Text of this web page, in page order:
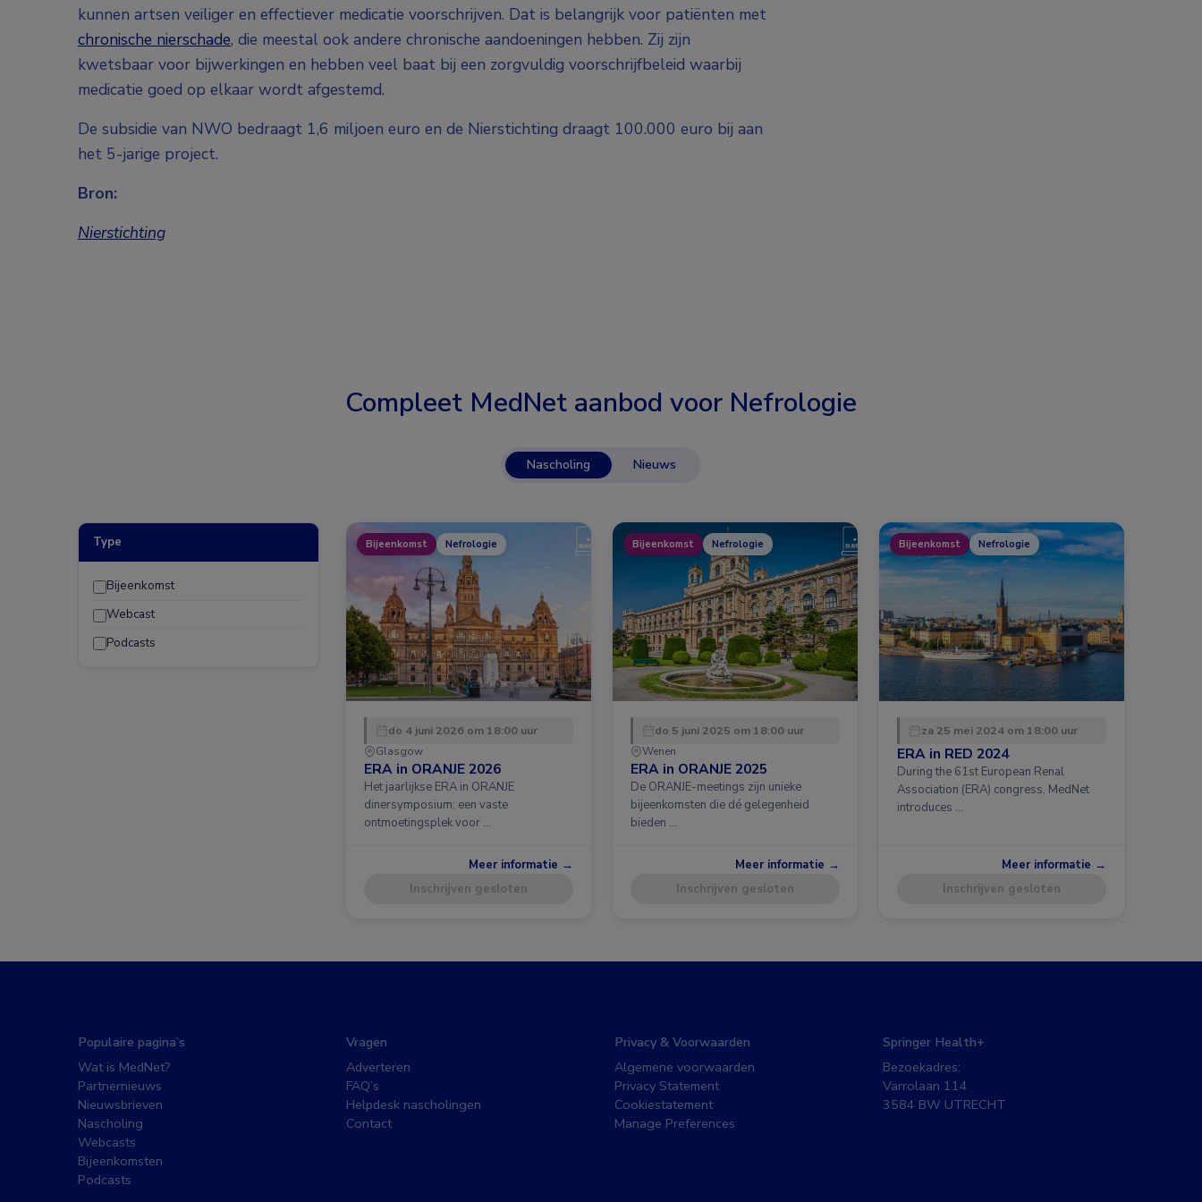
kunnen artsen veiliger en effectiever medicatie voorschrijven. Dat is belangrijk voor patiënten met
chronische nierschade, die meestal ook andere chronische aandoeningen hebben. Zij zijn
kwetsbaar voor bijwerkingen en hebben veel baat bij een zorgvuldig voorschrijfbeleid waarbij
medicatie goed op elkaar wordt afgestemd.
De subsidie van NWO bedraagt 1,6 miljoen euro en de Nierstichting draagt 100.000 euro bij aan
het 5-jarige project.
Bron:
Nierstichting
Compleet MedNet aanbod voor Nefrologie
Nascholing Nieuws
Type
Bijeenkomst
Webcast
Podcasts
Bijeenkomst Nefrologie
do 4 juni 2026 om 18:00 uur
Glasgow
ERA in ORANJE 2026
Het jaarlijkse ERA in ORANJE
dinersymposium; een vaste
ontmoetingsplek voor …
Meer informatie →
Inschrijven gesloten
Bijeenkomst Nefrologie
do 5 juni 2025 om 18:00 uur
Wenen
ERA in ORANJE 2025
De ORANJE-meetings zijn unieke
bijeenkomsten die dé gelegenheid
bieden …
Meer informatie →
Inschrijven gesloten
Bijeenkomst Nefrologie
za 25 mei 2024 om 18:00 uur
ERA in RED 2024
During the 61st European Renal
Association (ERA) congress, MedNet
introduces …
Meer informatie →
Inschrijven gesloten
Populaire pagina’s
Wat is MedNet?
Partnernieuws
Nieuwsbrieven
Nascholing
Webcasts
Bijeenkomsten
Podcasts
Vragen
Adverteren
FAQ’s
Helpdesk nascholingen
Contact
Privacy & Voorwaarden
Algemene voorwaarden
Privacy Statement
Cookiestatement
Manage Preferences
Springer Health+
Bezoekadres:
Varrolaan 114
3584 BW UTRECHT